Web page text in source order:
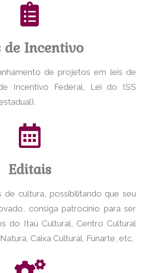
de Incentivo
de projetos em leis de
Incentivo Federal, Lei do ISS
Editais
de cultura, possibilitando que seu
consiga patrocínio para ser
do Itaú Cultural, Centro Cultural
Caixa Cultural, Funarte, etc.